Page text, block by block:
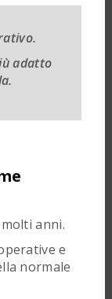
adatto
anni.
e
normale